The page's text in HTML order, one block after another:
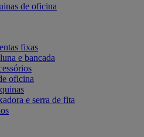
de oficina
fixas
e bancada
oficina
e serra de fita